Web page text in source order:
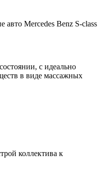
Mercedes Benz S-class
с идеально
в виде массажных
коллектива к